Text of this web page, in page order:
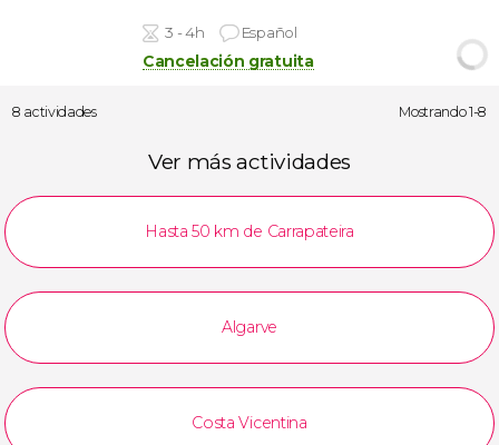
3 - 4h Español
Cancelación gratuita
8 actividades Mostrando 1-8
Ver más actividades
Hasta 50 km de Carrapateira
Algarve
Costa Vicentina